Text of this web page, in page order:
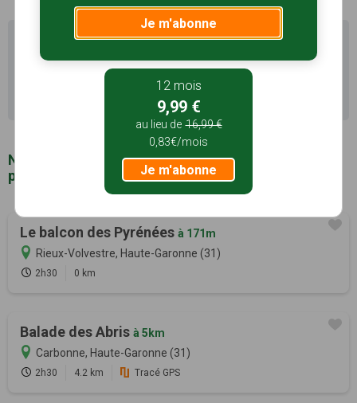
Il existe d'autres sentiers de randonnée à Rieux-
Volvestre (31) pour découvrir le terroir
Recherche avancée Rieux-Volvestre
Notre sélection de sentiers de randonnée à
proximité de Rieux-Volvestre (31)
Le balcon des Pyrénées à 171m
Rieux-Volvestre, Haute-Garonne (31)
2h30 0 km
Balade des Abris à 5km
Carbonne, Haute-Garonne (31)
2h30 4.2 km Tracé GPS
Je m'abonne
12 mois
9,99 €
au lieu de 16,99 €
0,83€/mois
Je m'abonne